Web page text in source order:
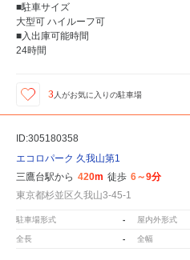
■駐車サイズ
大型可 ハイルーフ可
■入出庫可能時間
24時間
3人がお気に入りの駐車場
ID:305180358
エコロパーク 久我山第1
三鷹台駅から 420m 徒歩 6～9分
東京都杉並区久我山3-45-1
駐車場形式 - 屋内外形式
全長 - 全幅